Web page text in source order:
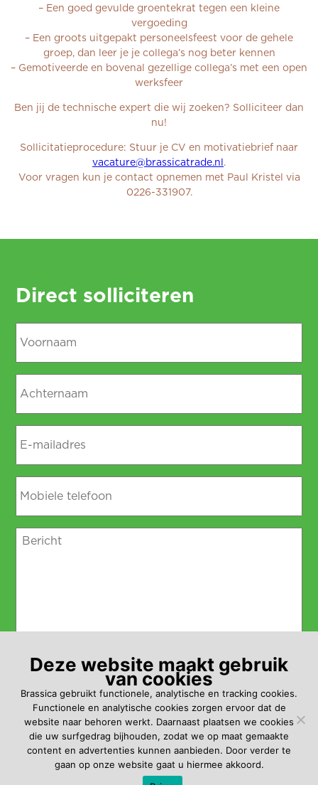
– Een goed gevulde groentekrat tegen een kleine
vergoeding
– Een groots uitgepakt personeelsfeest voor de gehele
groep, dan leer je je collega’s nog beter kennen
– Gemotiveerde en bovenal gezellige collega’s met een open
werksfeer
Ben jij de technische expert die wij zoeken? Solliciteer dan
nu!
Sollicitatieprocedure: Stuur je CV en motivatiebrief naar
vacature@brassicatrade.nl .
Voor vragen kun je contact opnemen met Paul Kristel via
0226-331907.
Direct solliciteren
Verstuur
Deze website maakt gebruik
van cookies
Brassica gebruikt functionele, analytische en tracking cookies.
Functionele en analytische cookies zorgen ervoor dat de
website naar behoren werkt. Daarnaast plaatsen we cookies
die uw surfgedrag bijhouden, zodat we op maat gemaakte
content en advertenties kunnen aanbieden. Door verder te
gaan op onze website gaat u hiermee akkoord.